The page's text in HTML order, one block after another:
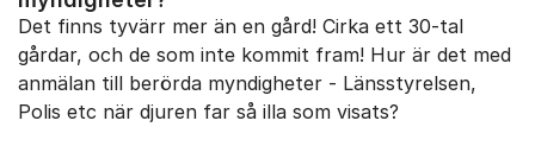
Det finns tyvärr mer än en gård! Cirka ett 30-tal
gårdar, och de som inte kommit fram! Hur är det med
anmälan till berörda myndigheter - Länsstyrelsen,
Polis etc när djuren far så illa som visats?